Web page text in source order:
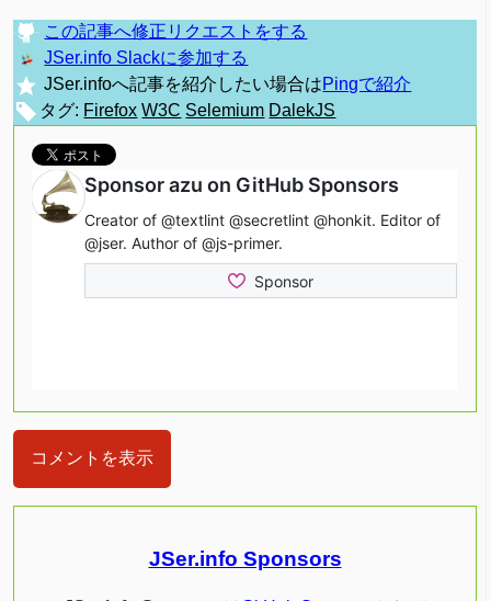
この記事へ修正リクエストをする
JSer.info Slackに参加する
JSer.infoへ記事を紹介したい場合はPingで紹介
タグ: Firefox W3C Selemium DalekJS
コメントを表示
JSer.info Sponsors